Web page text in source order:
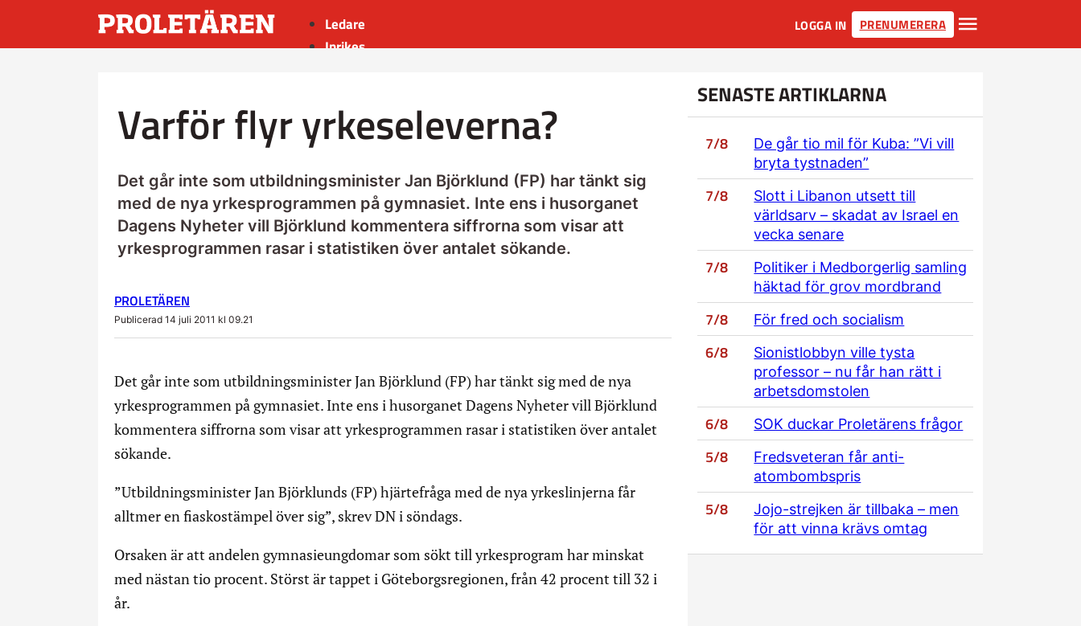
Ledare
Inrikes
Sport
Insänt
LOGGA IN PRENUMERERA
Varför flyr yrkeseleverna?
Det går inte som utbildningsminister Jan Björklund (FP) har tänkt sig
med de nya yrkesprogrammen på gymnasiet. Inte ens i husorganet
Dagens Nyheter vill Björklund kommentera siffrorna som visar att
yrkesprogrammen rasar i statistiken över antalet sökande.
PROLETÄREN
Publicerad 14 juli 2011 kl 09.21
Det går inte som utbildningsminister Jan Björklund (FP) har tänkt sig med de nya
yrkesprogrammen på gymnasiet. Inte ens i husorganet Dagens Nyheter vill Björklund
kommentera siffrorna som visar att yrkesprogrammen rasar i statistiken över antalet
sökande.
”Utbildningsminister Jan Björklunds (FP) hjärtefråga med de nya yrkeslinjerna får
alltmer en fiaskostämpel över sig”, skrev DN i söndags.
Orsaken är att andelen gymnasieungdomar som sökt till yrkesprogram har minskat
med nästan tio procent. Störst är tappet i Göteborgsregionen, från 42 procent till 32 i
år.
SENASTE ARTIKLARNA
7/8
De går tio mil för Kuba: ”Vi vill
bryta tystnaden”
7/8
Slott i Libanon utsett till
världsarv – skadat av Israel en
vecka senare
7/8
Politiker i Medborgerlig samling
häktad för grov mordbrand
7/8 För fred och socialism
6/8
Sionistlobbyn ville tysta
professor – nu får han rätt i
arbetsdomstolen
6/8 SOK duckar Proletärens frågor
5/8
Fredsveteran får anti-
atombombspris
5/8
Jojo-strejken är tillbaka – men
för att vinna krävs omtag